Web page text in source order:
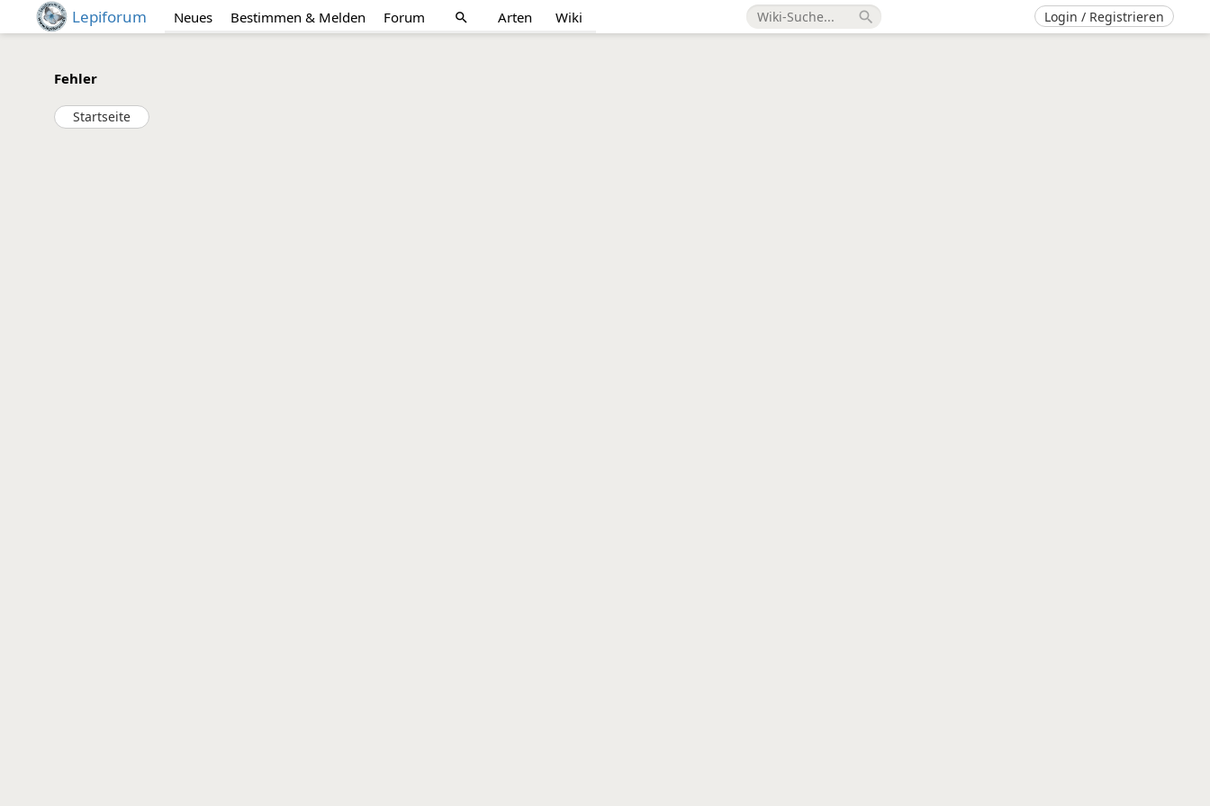
Lepiforum Neues Bestimmen & Melden Forum search Arten Wiki search Login / Registrieren
Fehler
Startseite